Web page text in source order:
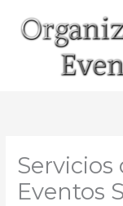
contenido
Eventos